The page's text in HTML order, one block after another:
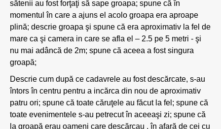
sătenii au fost forţaţi să sape groapa; spune că în
momentul în care a ajuns el acolo groapa era aproape
plină; descrie groapa şi spune că era aproximativ la fel de
mare ca şi camera in care se afla el – 2.5 pe 5 metri - şi
nu mai adâncă de 2m; spune că aceea a fost singura
groapă;
Descrie cum după ce cadavrele au fost descărcate, s-au
întors în centru pentru a incărca din nou de aproximativ
patru ori; spune că toate căruţele au făcut la fel; spune că
toate evenimentele s-au petrecut în aceeaşi zi; spune că
la groapă erau oameni care descărcau , în afară de cei cu